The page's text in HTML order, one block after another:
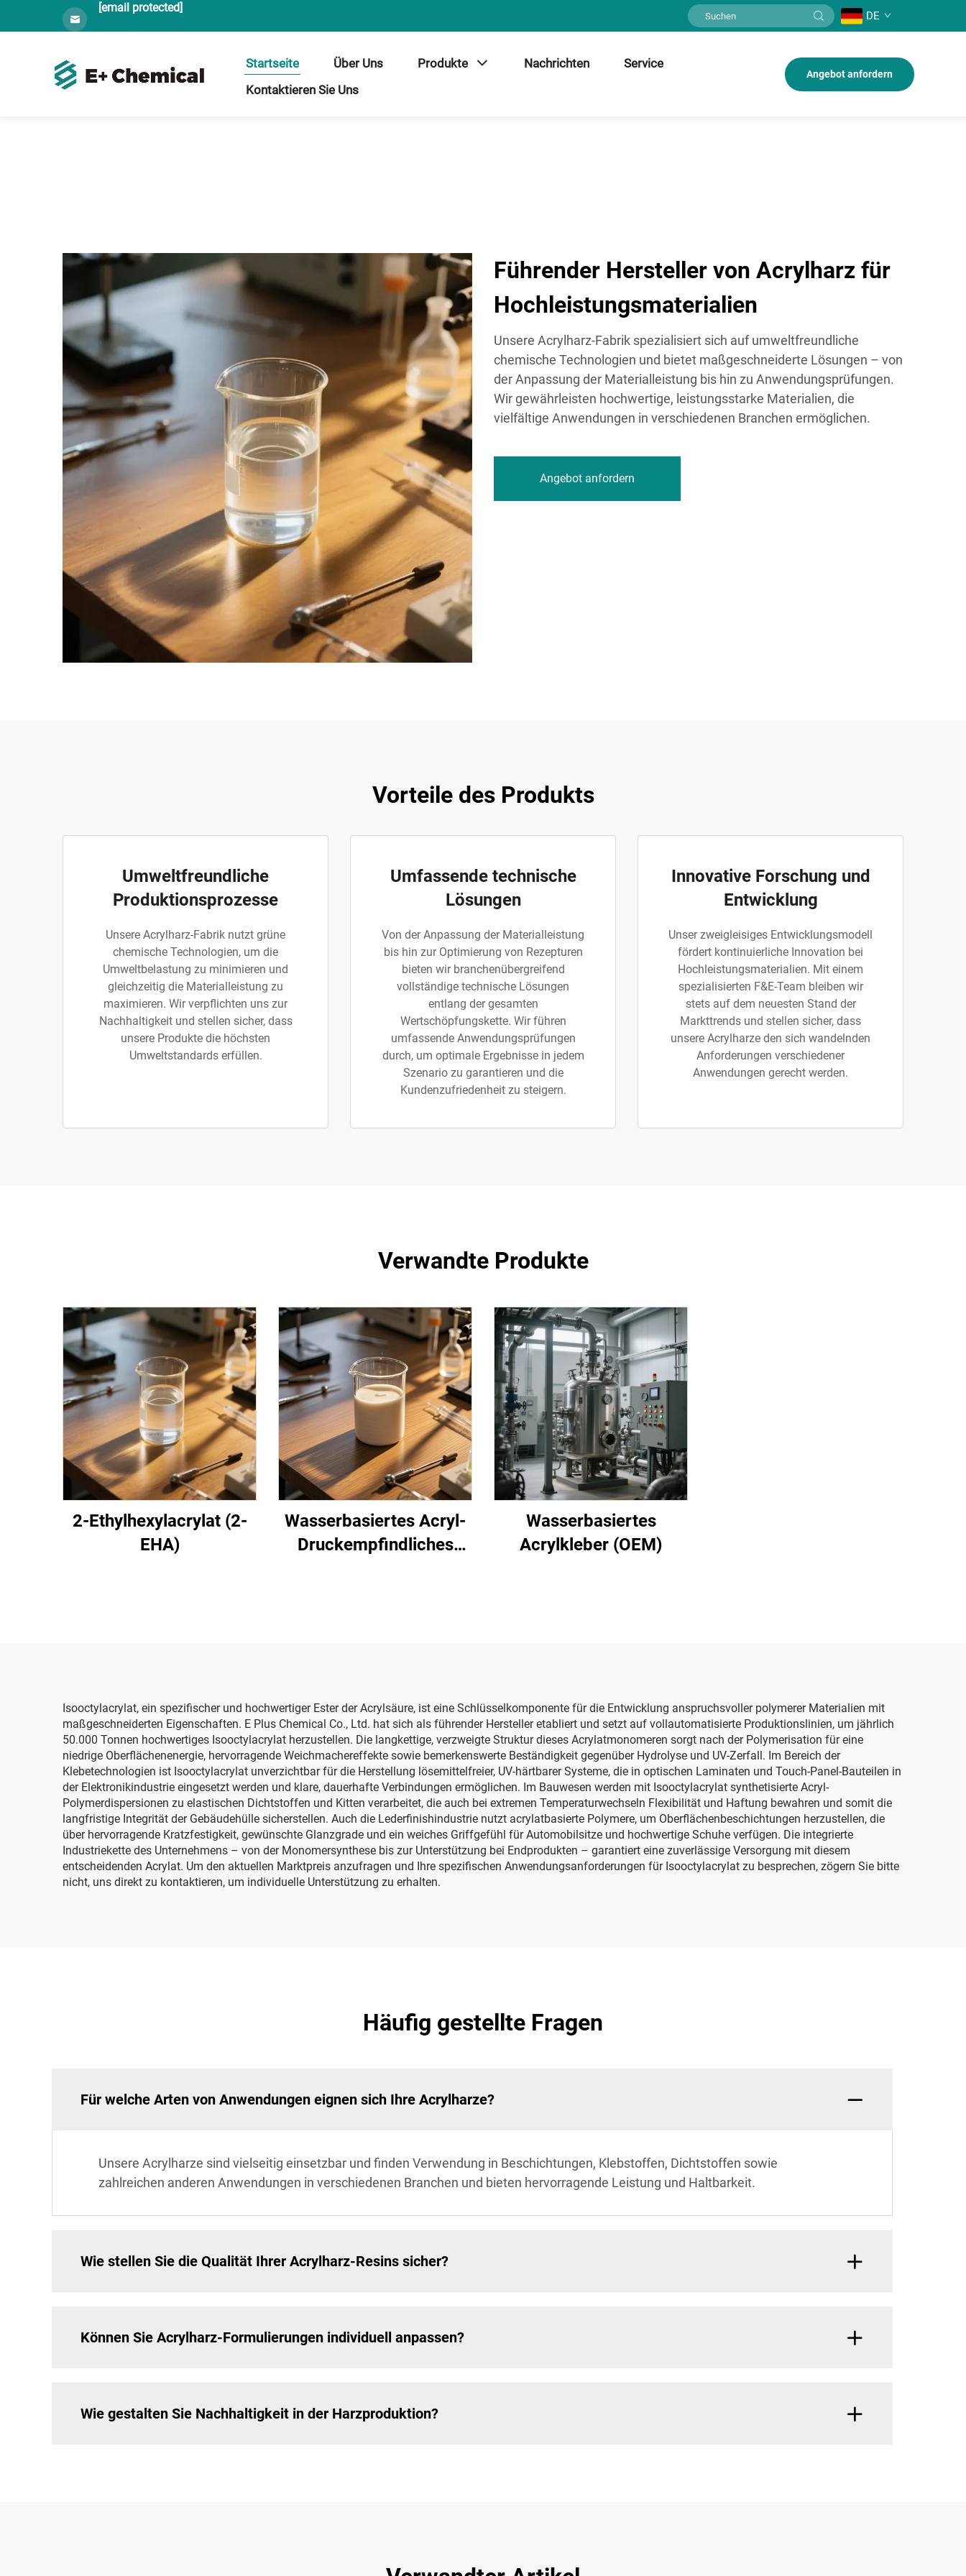
[email protected]
DE
Startseite Über Uns Produkte Nachrichten
Service
Kontaktieren Sie Uns
Angebot anfordern
Führender Hersteller von Acrylharz für
Hochleistungsmaterialien
Unsere Acrylharz-Fabrik spezialisiert sich auf umweltfreundliche
chemische Technologien und bietet maßgeschneiderte Lösungen – von
der Anpassung der Materialleistung bis hin zu Anwendungsprüfungen.
Wir gewährleisten hochwertige, leistungsstarke Materialien, die
vielfältige Anwendungen in verschiedenen Branchen ermöglichen.
Angebot anfordern
Vorteile des Produkts
Umweltfreundliche
Produktionsprozesse
Unsere Acrylharz-Fabrik nutzt grüne
chemische Technologien, um die
Umweltbelastung zu minimieren und
gleichzeitig die Materialleistung zu
maximieren. Wir verpflichten uns zur
Nachhaltigkeit und stellen sicher, dass
unsere Produkte die höchsten
Umweltstandards erfüllen.
Umfassende technische
Lösungen
Von der Anpassung der Materialleistung
bis hin zur Optimierung von Rezepturen
bieten wir branchenübergreifend
vollständige technische Lösungen
entlang der gesamten
Wertschöpfungskette. Wir führen
umfassende Anwendungsprüfungen
durch, um optimale Ergebnisse in jedem
Szenario zu garantieren und die
Kundenzufriedenheit zu steigern.
Innovative Forschung und
Entwicklung
Unser zweigleisiges Entwicklungsmodell
fördert kontinuierliche Innovation bei
Hochleistungsmaterialien. Mit einem
spezialisierten F&E-Team bleiben wir
stets auf dem neuesten Stand der
Markttrends und stellen sicher, dass
unsere Acrylharze den sich wandelnden
Anforderungen verschiedener
Anwendungen gerecht werden.
Verwandte Produkte
2-Ethylhexylacrylat (2-
EHA)
Wasserbasiertes Acryl-
Druckempfindliches
Wasserbasiertes
Acrylkleber (OEM)
Isooctylacrylat, ein spezifischer und hochwertiger Ester der Acrylsäure, ist eine Schlüsselkomponente für die Entwicklung anspruchsvoller polymerer Materialien mit
maßgeschneiderten Eigenschaften. E Plus Chemical Co., Ltd. hat sich als führender Hersteller etabliert und setzt auf vollautomatisierte Produktionslinien, um jährlich
50.000 Tonnen hochwertiges Isooctylacrylat herzustellen. Die langkettige, verzweigte Struktur dieses Acrylatmonomeren sorgt nach der Polymerisation für eine
niedrige Oberflächenenergie, hervorragende Weichmachereffekte sowie bemerkenswerte Beständigkeit gegenüber Hydrolyse und UV-Zerfall. Im Bereich der
Klebetechnologien ist Isooctylacrylat unverzichtbar für die Herstellung lösemittelfreier, UV-härtbarer Systeme, die in optischen Laminaten und Touch-Panel-Bauteilen in
der Elektronikindustrie eingesetzt werden und klare, dauerhafte Verbindungen ermöglichen. Im Bauwesen werden mit Isooctylacrylat synthetisierte Acryl-
Polymerdispersionen zu elastischen Dichtstoffen und Kitten verarbeitet, die auch bei extremen Temperaturwechseln Flexibilität und Haftung bewahren und somit die
langfristige Integrität der Gebäudehülle sicherstellen. Auch die Lederfinishindustrie nutzt acrylatbasierte Polymere, um Oberflächenbeschichtungen herzustellen, die
über hervorragende Kratzfestigkeit, gewünschte Glanzgrade und ein weiches Griffgefühl für Automobilsitze und hochwertige Schuhe verfügen. Die integrierte
Industriekette des Unternehmens – von der Monomersynthese bis zur Unterstützung bei Endprodukten – garantiert eine zuverlässige Versorgung mit diesem
entscheidenden Acrylat. Um den aktuellen Marktpreis anzufragen und Ihre spezifischen Anwendungsanforderungen für Isooctylacrylat zu besprechen, zögern Sie bitte
nicht, uns direkt zu kontaktieren, um individuelle Unterstützung zu erhalten.
Häufig gestellte Fragen
Für welche Arten von Anwendungen eignen sich Ihre Acrylharze?
Unsere Acrylharze sind vielseitig einsetzbar und finden Verwendung in Beschichtungen, Klebstoffen, Dichtstoffen sowie
zahlreichen anderen Anwendungen in verschiedenen Branchen und bieten hervorragende Leistung und Haltbarkeit.
Wie stellen Sie die Qualität Ihrer Acrylharz-Resins sicher?
Können Sie Acrylharz-Formulierungen individuell anpassen?
Wie gestalten Sie Nachhaltigkeit in der Harzproduktion?